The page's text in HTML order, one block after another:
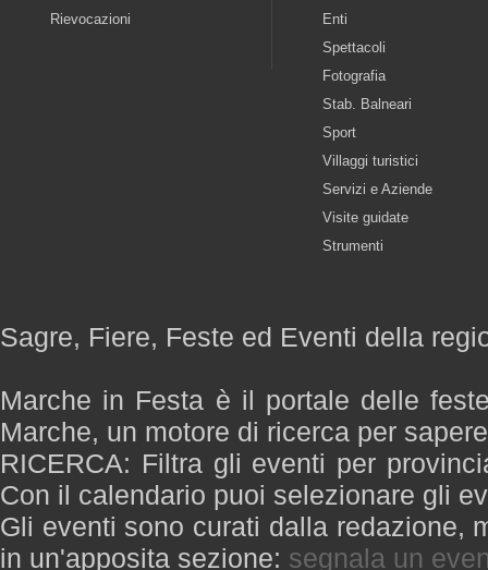
Rievocazioni
Enti
Spettacoli
Fotografia
Stab. Balneari
Sport
Villaggi turistici
Servizi e Aziende
Visite guidate
Strumenti
Sagre, Fiere, Feste ed Eventi della
Marche in Festa è il portale delle
Marche, un motore di ricerca per
RICERCA: Filtra gli eventi per
Con il calendario puoi selezionare gli
Gli eventi sono curati dalla redazione,
in un'apposita sezione: segnala un